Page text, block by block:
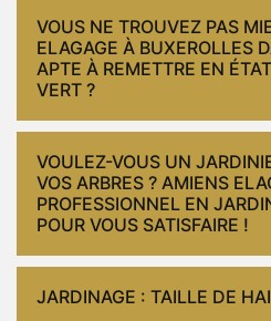
VOUS NE TROUVEZ PAS
ELAGAGE À BUXEROLLES
APTE À REMETTRE EN
VERT ?
VOULEZ-VOUS UN
VOS ARBRES ? AMIENS
PROFESSIONNEL EN
POUR VOUS SATISFAIRE !
JARDINAGE : TAILLE DE